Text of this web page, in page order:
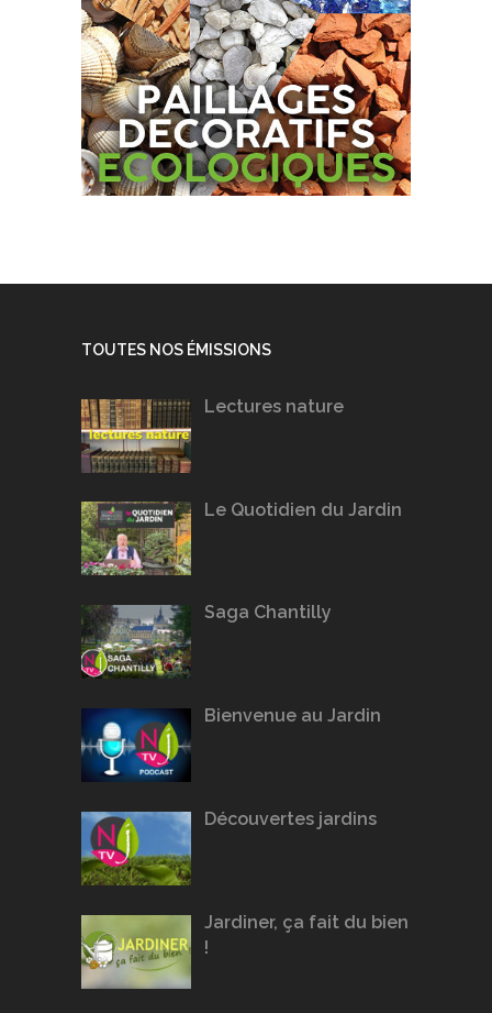
TOUTES NOS ÉMISSIONS
Lectures nature
Le Quotidien du Jardin
Saga Chantilly
Bienvenue au Jardin
Découvertes jardins
Jardiner, ça fait du bien
!